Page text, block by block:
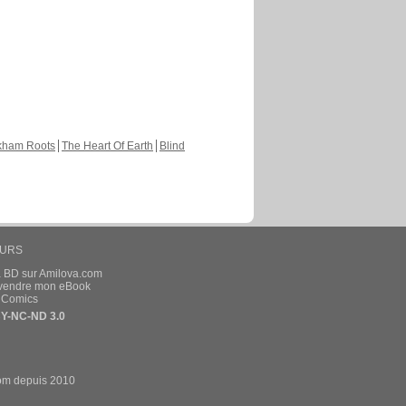
Roots The Heart Of Earth Blind
sur Amilova.com
mon eBook
NC-ND 3.0
depuis 2010